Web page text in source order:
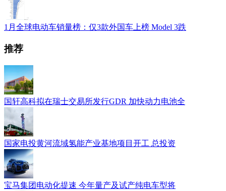
1月全球电动车销量榜：仅3款外国车上榜 Model 3跌
推荐
国轩高科拟在瑞士交易所发行GDR 加快动力电池全
国家电投黄河流域氢能产业基地项目开工 总投资
宝马集团电动化提速 今年量产及试产纯电车型将